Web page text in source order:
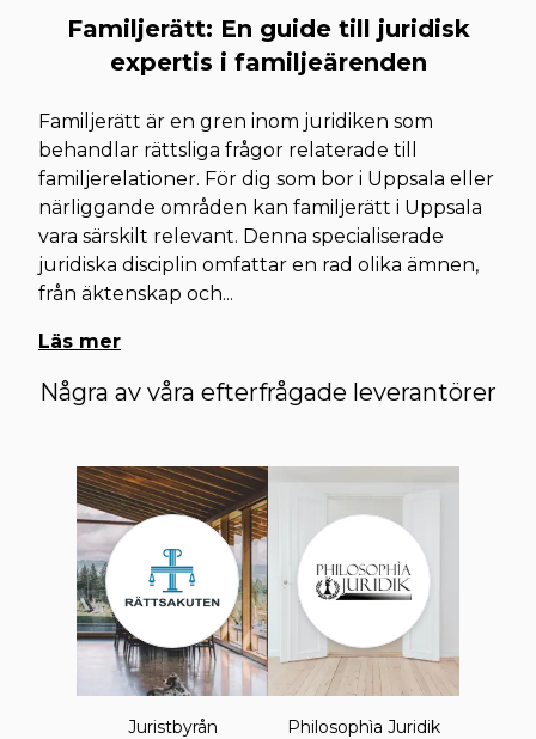
Familjerätt: En guide till juridisk
expertis i familjeärenden
Familjerätt är en gren inom juridiken som
behandlar rättsliga frågor relaterade till
familjerelationer. För dig som bor i Uppsala eller
närliggande områden kan familjerätt i Uppsala
vara särskilt relevant. Denna specialiserade
juridiska disciplin omfattar en rad olika ämnen,
från äktenskap och...
Läs mer
Några av våra efterfrågade leverantörer
Juristbyrån
Philosophìa Juridik